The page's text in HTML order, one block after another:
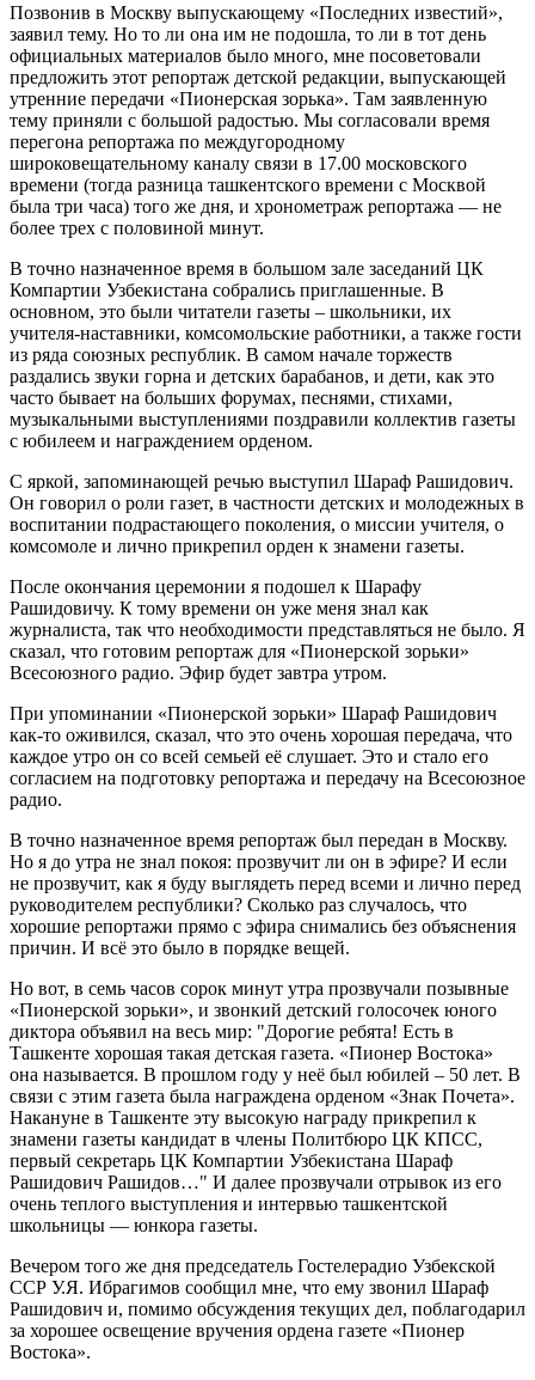
Позвонив в Москву выпускающему «Последних известий»,
заявил тему. Но то ли она им не подошла, то ли в тот день
официальных материалов было много, мне посоветовали
предложить этот репортаж детской редакции, выпускающей
утренние передачи «Пионерская зорька». Там заявленную
тему приняли с большой радостью. Мы согласовали время
перегона репортажа по междугородному
широковещательному каналу связи в 17.00 московского
времени (тогда разница ташкентского времени с Москвой
была три часа) того же дня, и хронометраж репортажа — не
более трех с половиной минут.
В точно назначенное время в большом зале заседаний ЦК
Компартии Узбекистана собрались приглашенные. В
основном, это были читатели газеты – школьники, их
учителя-наставники, комсомольские работники, а также гости
из ряда союзных республик. В самом начале торжеств
раздались звуки горна и детских барабанов, и дети, как это
часто бывает на больших форумах, песнями, стихами,
музыкальными выступлениями поздравили коллектив газеты
с юбилеем и награждением орденом.
С яркой, запоминающей речью выступил Шараф Рашидович.
Он говорил о роли газет, в частности детских и молодежных в
воспитании подрастающего поколения, о миссии учителя, о
комсомоле и лично прикрепил орден к знамени газеты.
После окончания церемонии я подошел к Шарафу
Рашидовичу. К тому времени он уже меня знал как
журналиста, так что необходимости представляться не было. Я
сказал, что готовим репортаж для «Пионерской зорьки»
Всесоюзного радио. Эфир будет завтра утром.
При упоминании «Пионерской зорьки» Шараф Рашидович
как-то оживился, сказал, что это очень хорошая передача, что
каждое утро он со всей семьей её слушает. Это и стало его
согласием на подготовку репортажа и передачу на Всесоюзное
радио.
В точно назначенное время репортаж был передан в Москву.
Но я до утра не знал покоя: прозвучит ли он в эфире? И если
не прозвучит, как я буду выглядеть перед всеми и лично перед
руководителем республики? Сколько раз случалось, что
хорошие репортажи прямо с эфира снимались без объяснения
причин. И всё это было в порядке вещей.
Но вот, в семь часов сорок минут утра прозвучали позывные
«Пионерской зорьки», и звонкий детский голосочек юного
диктора объявил на весь мир:
Дорогие ребята! Есть в
Ташкенте хорошая такая детская газета. «Пионер Востока»
она называется. В прошлом году у неё был юбилей – 50 лет. В
связи с этим газета была награждена орденом «Знак Почета».
Накануне в Ташкенте эту высокую награду прикрепил к
знамени газеты кандидат в члены Политбюро ЦК КПСС,
первый секретарь ЦК Компартии Узбекистана Шараф
Рашидович Рашидов…
И далее прозвучали отрывок из его
очень теплого выступления и интервью ташкентской
школьницы — юнкора газеты.
Вечером того же дня председатель Гостелерадио Узбекской
ССР У.Я. Ибрагимов сообщил мне, что ему звонил Шараф
Рашидович и, помимо обсуждения текущих дел, поблагодарил
за хорошее освещение вручения ордена газете «Пионер
Востока».